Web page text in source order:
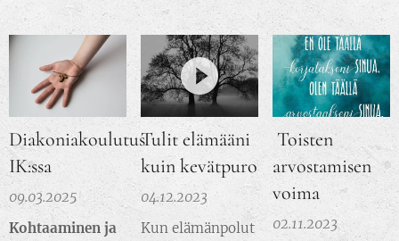
Diakoniakoulutus
IK:ssa
09.03.2025
Kohtaaminen ja
Tulit elämääni
kuin kevätpuro
04.12.2023
Kun elämänpolut
Toisten
arvostamisen
voima
02.11.2023